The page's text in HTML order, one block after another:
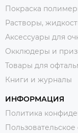
Покраска
Растворы,
Аксессуары для
Окклюдеры и
Товары для
Книги и журналы
ИНФОРМАЦИЯ
Политика